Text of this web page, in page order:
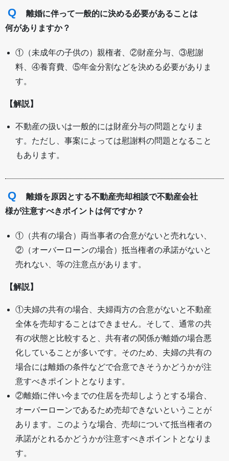
Q
離婚に伴って一般的に決める必要があることは
何がありますか？
①（未成年の子供の）親権者、②財産分与、③慰謝
料、④養育費、⑤年金分割などを決める必要がありま
す。
【解説】
不動産の扱いは一般的には財産分与の問題となりま
す。ただし、事案によっては慰謝料の問題となること
もあります。
Q
離婚を原因とする不動産売却相談で不動産会社
様が注意すべきポイントは何ですか？
①（共有の場合）両当事者の合意がないと売れない、
②（オーバーローンの場合）抵当権者の承諾がないと
売れない、等の注意点があります。
【解説】
①夫婦の共有の場合、夫婦両方の合意がないと不動産
全体を売却することはできません。そして、通常の共
有の状態と比較すると、共有者の関係が離婚の場合悪
化していることが多いです。そのため、夫婦の共有の
場合には離婚の条件などで合意できそうかどうかが注
意すべきポイントとなります。
②離婚に伴い今までの住居を売却しようとする場合、
オーバーローンであるため売却できないということが
あります。このような場合、売却について抵当権者の
承諾がとれるかどうかが注意すべきポイントとなりま
す。